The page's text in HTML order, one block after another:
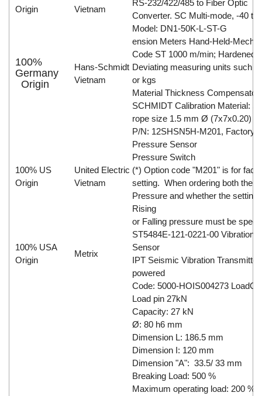
Origin
Vietnam
RS-232/422/485 to Fiber Optic
Converter. SC Multi-mode, -40 to
100%
Germany
Origin
Hans-Schmidt
Vietnam
Model: DN1-50K-L-ST-G
ension Meters Hand-Held-
Code ST 1000 m/min; Hardened
Deviating measuring units such
or kgs
Material Thickness
SCHMIDT Calibration Material:
rope size 1.5 mm Ø (7x7x0.20)
100% US
Origin
United Electric
Vietnam
P/N: 12SHSN5H-M201, Factory
Pressure Sensor
Pressure Switch
(*) Option code "M201" is for
setting. When ordering both the
Pressure and whether the setting
Rising
or Falling pressure must be
100% USA
Origin
Metrix
ST5484E-121-0221-00 Vibration
Sensor
IPT Seismic Vibration
powered
Code: 5000-HOIS004273
Load pin 27kN
Capacity: 27 kN
Ø: 80 h6 mm
Dimension L: 186.5 mm
Dimension I: 120 mm
Dimension "A": 33.5/ 33 mm
Breaking Load: 500 %
Maximum operating load: 200 %